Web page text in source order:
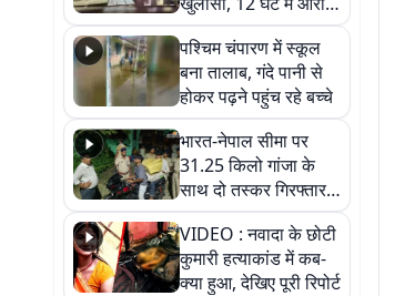
गिरफ्तार
पश्चिम चंपारण में स्कूल
बना तालाब, गंदे पानी से
होकर पढ़ने पहुंच रहे बच्चे
भारत-नेपाल सीमा पर
31.25 किलो गांजा के
साथ दो तस्कर गिरफ्तार,
नेपाली नंबर की बाइक
जब्त
VIDEO : नवादा के छोटी
कुमारी हत्याकांड में कब-
क्या हुआ, देखिए पूरी रिपोर्ट